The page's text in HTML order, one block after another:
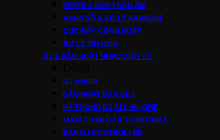
MIXER & BÀN TRỘN ÂM
VANG SỐ & XỬ LÝ KARAOKE
CỤC ĐẨY CÔNG SUẤT
XỬ LÝ TÍN HIỆU
DJ & SẢN XUẤT NHẠC ĐIỆN TỬ
DJ MIXER
ĐẦU PHÁT DJ & CDJ
HỆ THỐNG DJ ALL-IN-ONE
MÂM THAN DJ & TURNTABLE
BÀN DJ CONTROLLER